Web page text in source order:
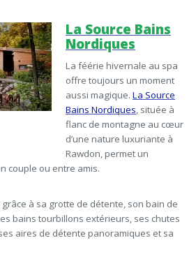
La Source Bains
Nordiques
La féérie hivernale au spa
offre toujours un moment
aussi magique. La Source
Bains Nordiques, située à
flanc de montagne au cœur
d’une nature luxuriante à
Rawdon, permet un
couple ou entre amis.
à sa grotte de détente, son bain de
bains tourbillons extérieurs, ses chutes
aires de détente panoramiques et sa